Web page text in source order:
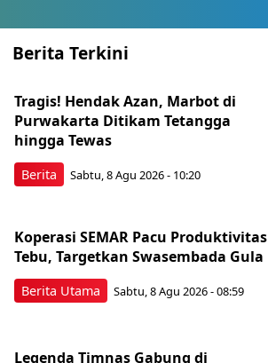
Berita Terkini
Berita
Tragis! Hendak Azan, Marbot di
Purwakarta Ditikam Tetangga
hingga Tewas
Sabtu, 8 Agu 2026 - 10:20
Berita Utama
Koperasi SEMAR Pacu Produktivitas
Tebu, Targetkan Swasembada Gula
Sabtu, 8 Agu 2026 - 08:59
Legenda Timnas Gabung di